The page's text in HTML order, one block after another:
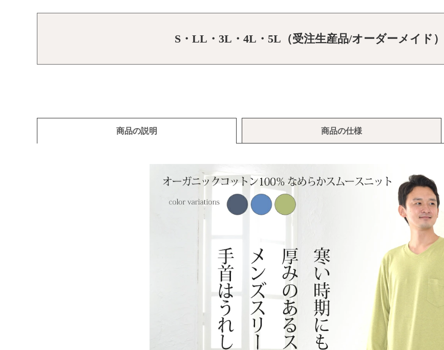
S・LL・3L・4L・5L（受注生産品/オーダーメイド
商品の説明 商品の仕様